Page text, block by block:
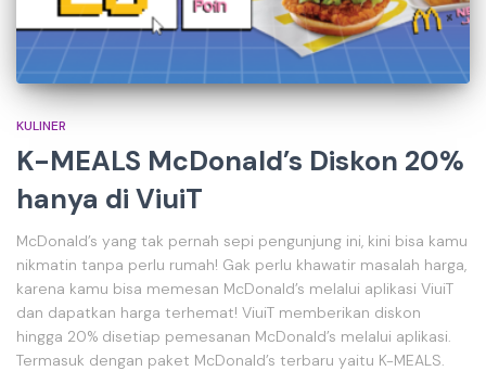
KULINER
K-MEALS McDonald’s Diskon 20%
hanya di ViuiT
McDonald’s yang tak pernah sepi pengunjung ini, kini bisa kamu
nikmatin tanpa perlu rumah! Gak perlu khawatir masalah harga,
karena kamu bisa memesan McDonald’s melalui aplikasi ViuiT
dan dapatkan harga terhemat! ViuiT memberikan diskon
hingga 20% disetiap pemesanan McDonald’s melalui aplikasi.
Termasuk dengan paket McDonald’s terbaru yaitu K-MEALS.